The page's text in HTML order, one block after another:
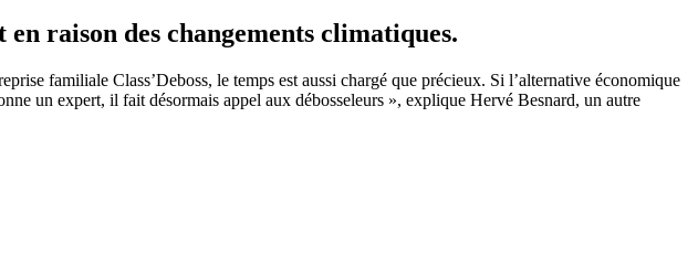
raison des changements climatiques.
familiale Class’Deboss, le temps est aussi chargé que précieux. Si l’alternative économique
un expert, il fait désormais appel aux débosseleurs », explique Hervé Besnard, un autre